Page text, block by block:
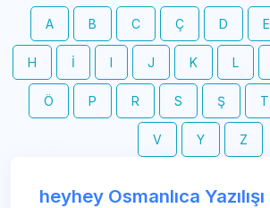
A B C Ç D E
H İ I J K L
Ö P R S Ş T
V Y Z
heyhey Osmanlıca Yazılışı